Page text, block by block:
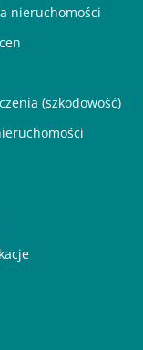
nieruchomości
(szkodowość)